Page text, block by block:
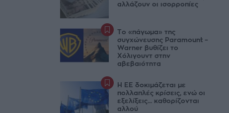
αλλάζουν οι ισορροπίες
Το «πάγωμα» της
συγχώνευσης Paramount –
Warner βυθίζει το
Χόλιγουντ στην
αβεβαιότητα
Η ΕΕ δοκιμάζεται με
πολλαπλές κρίσεις, ενώ οι
εξελίξεις... καθορίζονται
αλλού